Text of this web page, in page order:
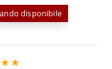
disponibile